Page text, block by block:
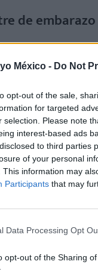
México - Do Not
opt-out of the sale,
for targeted
selection. Please note
interest-based ads
to third parties
of your personal
This information may
Participants that may
Data Processing Opt
opt-out of the Sharing
de embarazo
los primeros
ENTRA EN
la
desarrollándose y
de embarazo
de embarazo: